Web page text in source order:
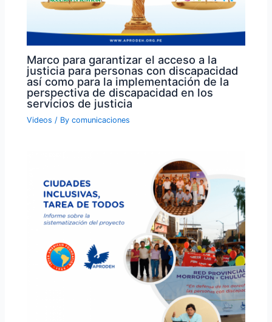
Marco para garantizar el acceso a la
justicia para personas con discapacidad
así como para la implementación de la
perspectiva de discapacidad en los
servicios de justicia
Videos / Bycomunicaciones